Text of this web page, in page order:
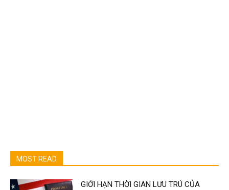
MOST READ
GIỚI HẠN THỜI GIAN LƯU TRÚ CỦA